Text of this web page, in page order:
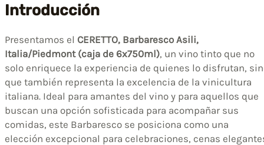
Introducción
Presentamos el CERETTO, Barbaresco Asili,
Italia/Piedmont (caja de 6x750ml), un vino tinto que no
solo enriquece la experiencia de quienes lo disfrutan,
que también representa la excelencia de la vinicultura
italiana. Ideal para amantes del vino y para aquellos que
buscan una opción sofisticada para acompañar sus
comidas, este Barbaresco se posiciona como una
elección excepcional para celebraciones, cenas